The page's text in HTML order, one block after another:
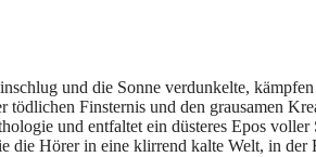
und die Sonne verdunkelte,
Finsternis und den grausamen
und entfaltet ein düsteres Epos
Hörer in eine klirrend kalte Welt, in